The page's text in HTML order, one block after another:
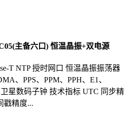
主备六口) 恒温晶振+双电源
T NTP 授时网口 恒温晶振振荡器
、PPS、PPM、PPH、E1、
星数码子钟 技术指标 UTC 同步精
戳精度...